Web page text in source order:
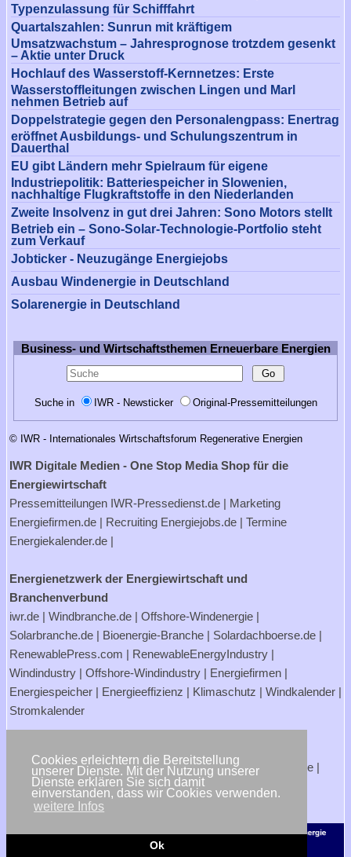
Cookies erleichtern die Bereitstellung
unserer Dienste. Mit der Nutzung unserer
Dienste erklären Sie sich damit
einverstanden, dass wir Cookies verwenden.
weitere Infos
Ok
Typenzulassung für Schifffahrt
Quartalszahlen: Sunrun mit kräftigem
Umsatzwachstum – Jahresprognose trotzdem gesenkt
– Aktie unter Druck
Hochlauf des Wasserstoff-Kernnetzes: Erste
Wasserstoffleitungen zwischen Lingen und Marl
nehmen Betrieb auf
Doppelstrategie gegen den Personalengpass: Enertrag
eröffnet Ausbildungs- und Schulungszentrum in
Dauerthal
EU gibt Ländern mehr Spielraum für eigene
Industriepolitik: Batteriespeicher in Slowenien,
nachhaltige Flugkraftstoffe in den Niederlanden
Zweite Insolvenz in gut drei Jahren: Sono Motors stellt
Betrieb ein – Sono-Solar-Technologie-Portfolio steht
zum Verkauf
Jobticker - Neuzugänge Energiejobs
Ausbau Windenergie in Deutschland
Solarenergie in Deutschland
Business- und Wirtschaftsthemen Erneuerbare Energien
Suche in IWR - Newsticker Original-Pressemitteilungen
© IWR - Internationales Wirtschaftsforum Regenerative Energien
IWR Digitale Medien - One Stop Media Shop für die
Energiewirtschaft
Pressemitteilungen IWR-Pressedienst.de | Marketing
Energiefirmen.de | Recruiting Energiejobs.de | Termine
Energiekalender.de |
Energienetzwerk der Energiewirtschaft und
Branchenverbund
iwr.de | Windbranche.de | Offshore-Windenergie |
Solarbranche.de | Bioenergie-Branche | Solardachboerse.de |
RenewablePress.com | RenewableEnergyIndustry |
Windindustry | Offshore-Windindustry | Energiefirmen |
Energiespeicher | Energieeffizienz | Klimaschutz | Windkalender |
Stromkalender
Strompreisrechner.de|Stromtarife.de|Solardachboerse.de |
Energiehandwerker.de
<< zurück